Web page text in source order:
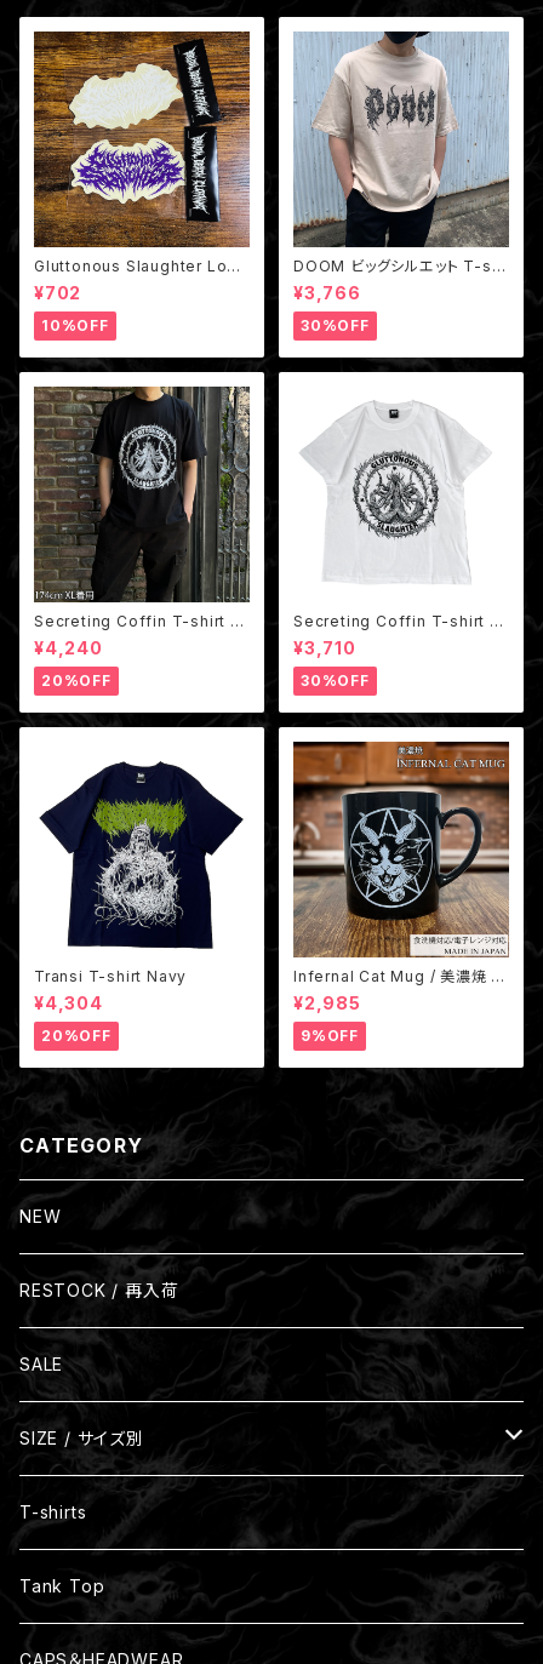
Gluttonous Slaughter Logo
Big Sticker /クリアステッカー
¥702
10%OFF
DOOM ビッグシルエット T-shi
rt Beige
¥3,766
30%OFF
Secreting Coffin T-shirt Bl
ack
¥4,240
20%OFF
Secreting Coffin T-shirt W
hite
¥3,710
30%OFF
Transi T-shirt Navy
¥4,304
20%OFF
Infernal Cat Mug / 美濃焼 地
獄猫マグカップ 国産（非売品ス
テッカー付き）
¥2,985
9%OFF
CATEGORY
NEW
RESTOCK / 再入荷
SALE
SIZE / サイズ別
Size S
Size M
Size L
T-shirts
Tank Top